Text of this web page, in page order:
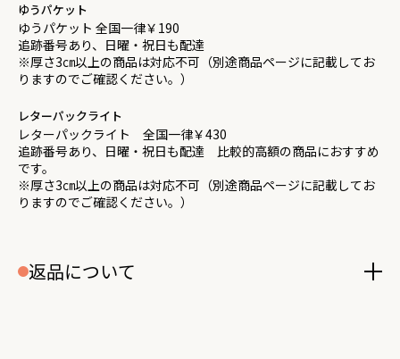
ゆうパケット
ゆうパケット 全国一律￥190
追跡番号あり、日曜・祝日も配達
※厚さ3㎝以上の商品は対応不可（別途商品ページに記載してお
りますのでご確認ください。）
レターパックライト
レターパックライト 全国一律￥430
追跡番号あり、日曜・祝日も配達 比較的高額の商品におすすめ
です。
※厚さ3㎝以上の商品は対応不可（別途商品ページに記載してお
りますのでご確認ください。）
返品について